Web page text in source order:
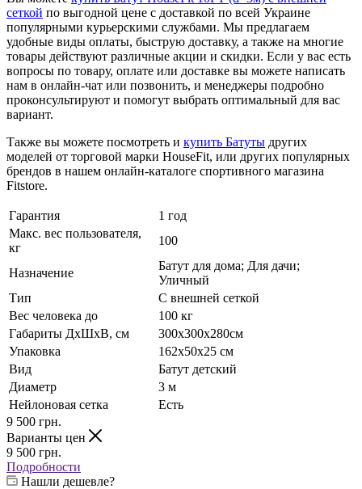
сеткой по выгодной цене с доставкой по всей Украине
популярными курьерскими службами. Мы предлагаем
удобные виды оплаты, быструю доставку, а также на многие
товары действуют различные акции и скидки. Если у вас есть
вопросы по товару, оплате или доставке вы можете написать
нам в онлайн-чат или позвонить, и менеджеры подробно
проконсультируют и помогут выбрать оптимальный для вас
вариант.
Также вы можете посмотреть и купить Батуты других
моделей от торговой марки HouseFit, или других популярных
брендов в нашем онлайн-каталоге спортивного магазина
Fitstore.
Гарантия
1 год
Макс. вес пользователя,
кг
100
Назначение
Батут для дома; Для дачи;
Уличный
Тип
С внешней сеткой
Вес человека до
100 кг
Габариты ДхШхВ, см
300х300х280см
Упаковка
162х50х25 см
Вид
Батут детский
Диаметр
3 м
Нейлоновая сетка
Есть
9 500 грн.
Варианты цен
9 500 грн.
Подробности
Нашли дешевле?